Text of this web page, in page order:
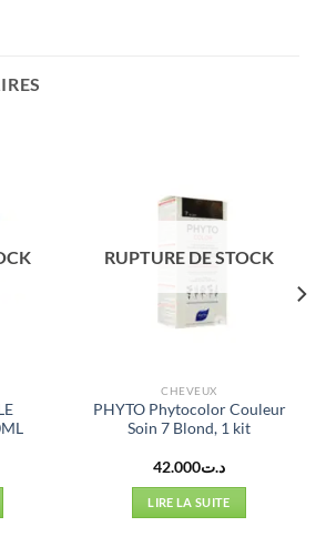
RUPTURE DE STOCK
CHEVEUX
PHYTO Phytocolor Couleur
Soin 7 Blond, 1 kit
د.ت42.000
LIRE LA SUITE